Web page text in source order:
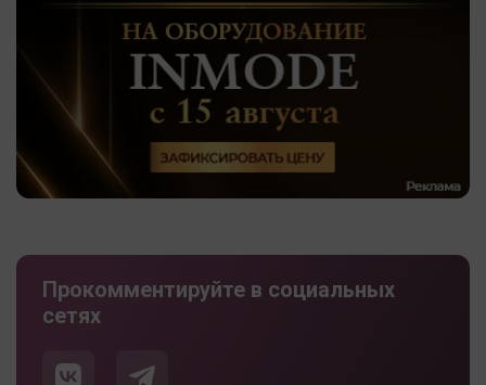
Прокомментируйте в социальных
сетях